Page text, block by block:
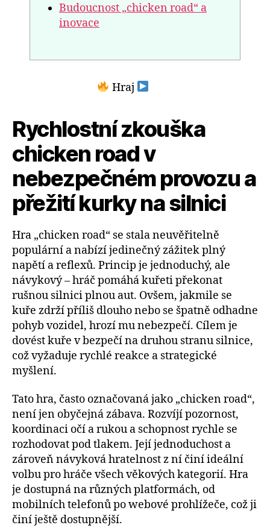
Budoucnost „chicken road“ a
inovace
Hraj
Rychlostní zkouška
chicken road v
nebezpečném provozu a
přežití kurky na silnici
Hra „chicken road“ se stala neuvěřitelně
populární a nabízí jedinečný zážitek plný
napětí a reflexů. Princip je jednoduchý, ale
návykový – hráč pomáhá kuřeti překonat
rušnou silnici plnou aut. Ovšem, jakmile se
kuře zdrží příliš dlouho nebo se špatně odhadne
pohyb vozidel, hrozí mu nebezpečí. Cílem je
dovést kuře v bezpečí na druhou stranu silnice,
což vyžaduje rychlé reakce a strategické
myšlení.
Tato hra, často označovaná jako „chicken road“,
není jen obyčejná zábava. Rozvíjí pozornost,
koordinaci očí a rukou a schopnost rychle se
rozhodovat pod tlakem. Její jednoduchost a
zároveň návyková hratelnost z ní činí ideální
volbu pro hráče všech věkových kategorií. Hra
je dostupná na různých platformách, od
mobilních telefonů po webové prohlížeče, což ji
činí ještě dostupnější.